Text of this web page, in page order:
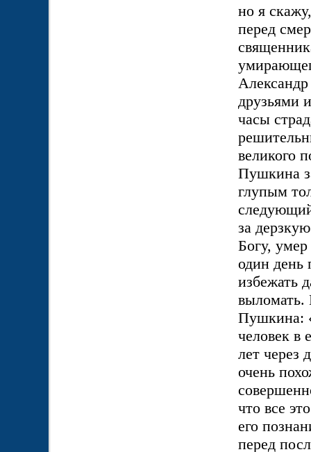
но я
перед
друзьями
часы
великого
Пушкина
глупым
за
Богу,
один день
избежать
выломать.
Пушкина:
человек в
лет через
очень
что все
его
перед